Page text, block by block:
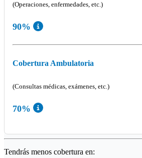
(Operaciones, enfermedades, etc.)
90%
Cobertura Ambulatoria
(Consultas médicas, exámenes, etc.)
70%
Tendrás menos cobertura en: